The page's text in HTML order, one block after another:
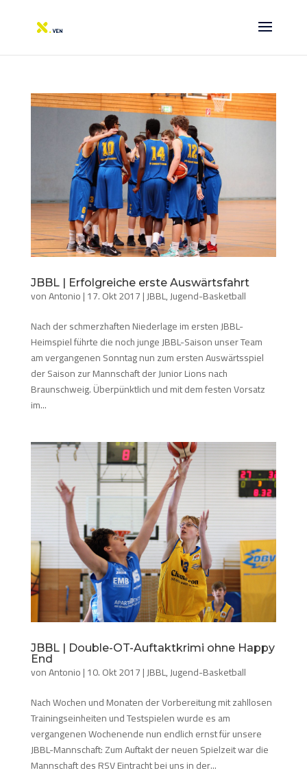
JBBL | Erfolgreiche erste Auswärtsfahrt
vonAntonio|17. Okt 2017|JBBL,Jugend-Basketball
Nach der schmerzhaften Niederlage im ersten JBBL-
Heimspiel führte die noch junge JBBL-Saison unser Team
am vergangenen Sonntag nun zum ersten Auswärtsspiel
der Saison zur Mannschaft der Junior Lions nach
Braunschweig. Überpünktlich und mit dem festen Vorsatz
im...
JBBL | Double-OT-Auftaktkrimi ohne Happy
End
vonAntonio|10. Okt 2017|JBBL,Jugend-Basketball
Nach Wochen und Monaten der Vorbereitung mit zahllosen
Trainingseinheiten und Testspielen wurde es am
vergangenen Wochenende nun endlich ernst für unsere
JBBL-Mannschaft: Zum Auftakt der neuen Spielzeit war die
Mannschaft des RSV Eintracht bei uns in der...